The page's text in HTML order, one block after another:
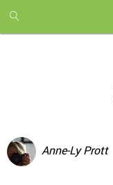
month
free
Anne-Ly Prott